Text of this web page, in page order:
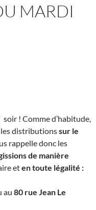
MARDI
! Comme d’habitude,
distributionssur le
rappelle donc les
de manière
eten toute légalité :
au 80 rue Jean Le